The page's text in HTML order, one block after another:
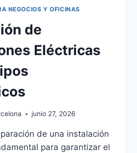
NEGOCIOS Y OFICINAS
de
Eléctricas
junio 27, 2026
de una instalación
para garantizar el